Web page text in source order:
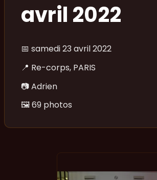
avril 2022
📅 samedi 23 avril 2022
📍 Re-corps, PARIS
📷Adrien
🖼️69 photos